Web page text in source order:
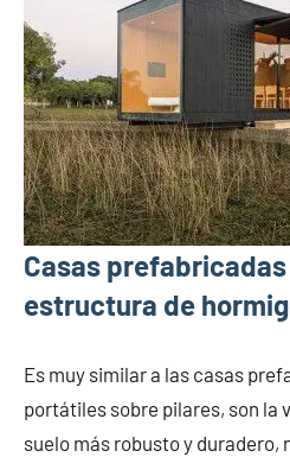
Casas
estructura de
Es muy similar a las casas
portátiles sobre pilares, son la
suelo más robusto y duradero,